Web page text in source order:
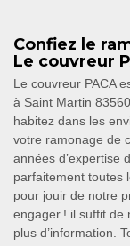
Confiez le
Le couvreur
Le couvreur PACA
à Saint Martin
habitez dans les
votre ramonage de
années d’expertise
parfaitement toutes
pour jouir de notre
engager ! il suffit de
plus d’information.